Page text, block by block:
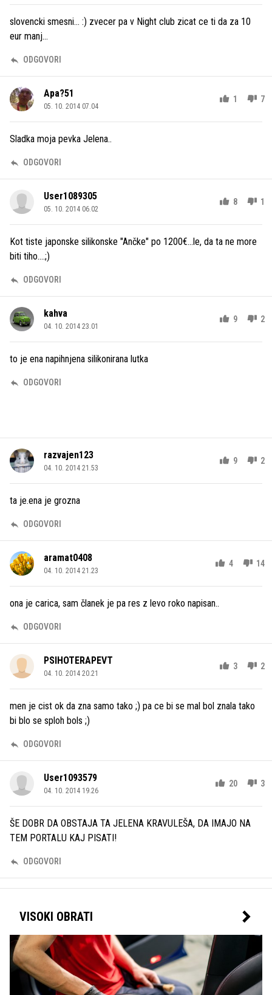
slovencki smesni... :) zvecer pa v Night club zicat ce ti da za 10
eur manj...
ODGOVORI
Apa?51
05. 10. 2014 07.04
1 7
Sladka moja pevka Jelena..
ODGOVORI
User1089305
05. 10. 2014 06.02
8 1
Kot tiste japonske silikonske "Ančke" po 1200€...le, da ta ne more
biti tiho....;)
ODGOVORI
kahva
04. 10. 2014 23.01
9 2
to je ena napihnjena silikonirana lutka
ODGOVORI
razvajen123
04. 10. 2014 21.53
9 2
ta je.ena je grozna
ODGOVORI
aramat0408
04. 10. 2014 21.23
4 14
ona je carica, sam članek je pa res z levo roko napisan..
ODGOVORI
PSIHOTERAPEVT
04. 10. 2014 20.21
3 2
men je cist ok da zna samo tako ;) pa ce bi se mal bol znala tako
bi blo se sploh bols ;)
ODGOVORI
User1093579
04. 10. 2014 19.26
20 3
ŠE DOBR DA OBSTAJA TA JELENA KRAVULEŠA, DA IMAJO NA
TEM PORTALU KAJ PISATI!
ODGOVORI
VISOKI OBRATI